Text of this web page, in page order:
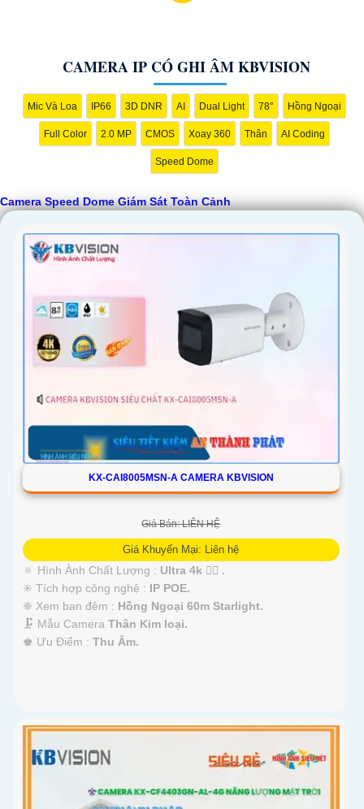
'
CAMERA IP CÓ GHI ÂM KBVISION
Mic Và Loa IP66 3D DNR AI Dual Light 78° Hồng Ngoại
Full Color 2.0 MP CMOS Xoay 360 Thân AI Coding
Speed Dome
Camera Speed Dome Giám Sát Toàn Cảnh
KX-CAI8005MSN-A CAMERA KBVISION
Giá Bán: LIÊN HỆ
Giá Khuyến Mại: Liên hệ
🔅 Hình Ành Chất Lượng : Ultra 4k 👍🏾 .
✳️ Tích hợp công nghệ : IP POE.
❈ Xem ban đêm : Hồng Ngoại 60m Starlight.
🗜️ Mẫu Camera Thân Kim loại.
️♚ Ưu Điểm : Thu Âm.